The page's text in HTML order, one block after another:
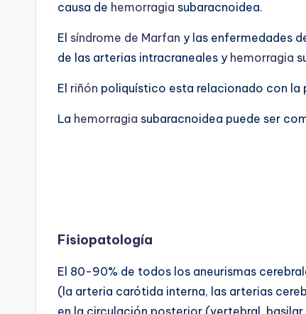
causa de hemorragia subaracnoidea.
El síndrome de Marfan y las enfermedades
de las arterias intracraneales y hemorragia
El riñón poliquístico esta relacionado con la
La hemorragia subaracnoidea puede ser
Fisiopatología
El 80-90% de todos los aneurismas
(la arteria carótida interna, las arterias
en la circulación posterior (vertebral,